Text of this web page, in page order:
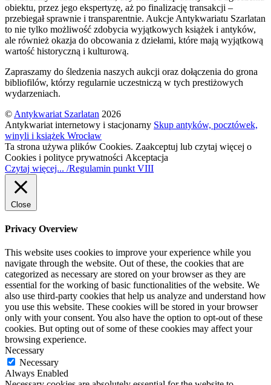
obiektu, przez jego ekspertyzę, aż po finalizację transakcji –
przebiegał sprawnie i transparentnie. Aukcje Antykwariatu Szarlatan
to nie tylko możliwość zdobycia wyjątkowych książek i antyków,
ale również okazja do obcowania z dziełami, które mają wyjątkową
wartość historyczną i kulturową.
Zapraszamy do śledzenia naszych aukcji oraz dołączenia do grona
bibliofilów, którzy regularnie uczestniczą w tych prestiżowych
wydarzeniach.
© Antykwariat Szarlatan 2026
Antykwariat internetowy i stacjonarny Skup antyków, pocztówek,
winyli i książek Wrocław
Ta strona używa plików Cookies. Zaakceptuj lub czytaj więcej o
Cookies i polityce prywatności Akceptacja
Czytaj więcej... /Regulamin punkt VIII
Close
Privacy Overview
This website uses cookies to improve your experience while you
navigate through the website. Out of these, the cookies that are
categorized as necessary are stored on your browser as they are
essential for the working of basic functionalities of the website. We
also use third-party cookies that help us analyze and understand how
you use this website. These cookies will be stored in your browser
only with your consent. You also have the option to opt-out of these
cookies. But opting out of some of these cookies may affect your
browsing experience.
Necessary
Necessary
Always Enabled